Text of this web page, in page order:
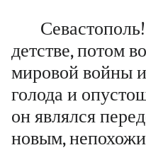
детстве, потом
мировой войны
голода и
он являлся
новым,